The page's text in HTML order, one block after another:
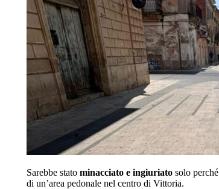
Sarebbe stato minacciato e ingiuriato solo perché
di un’area pedonale nel centro di Vittoria.